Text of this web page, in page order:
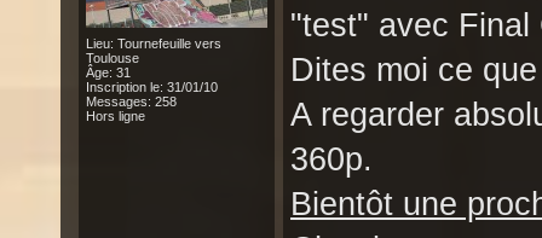
Lieu: Tournefeuille vers
Toulouse
Âge: 31
Inscription le: 31/01/10
Messages: 258
Hors ligne
"test" avec Final
Dites moi ce
A regarder
360p.
Bientôt une